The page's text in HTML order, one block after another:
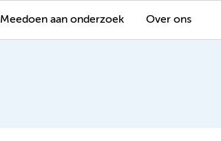
Meedoen aan onderzoek Over ons